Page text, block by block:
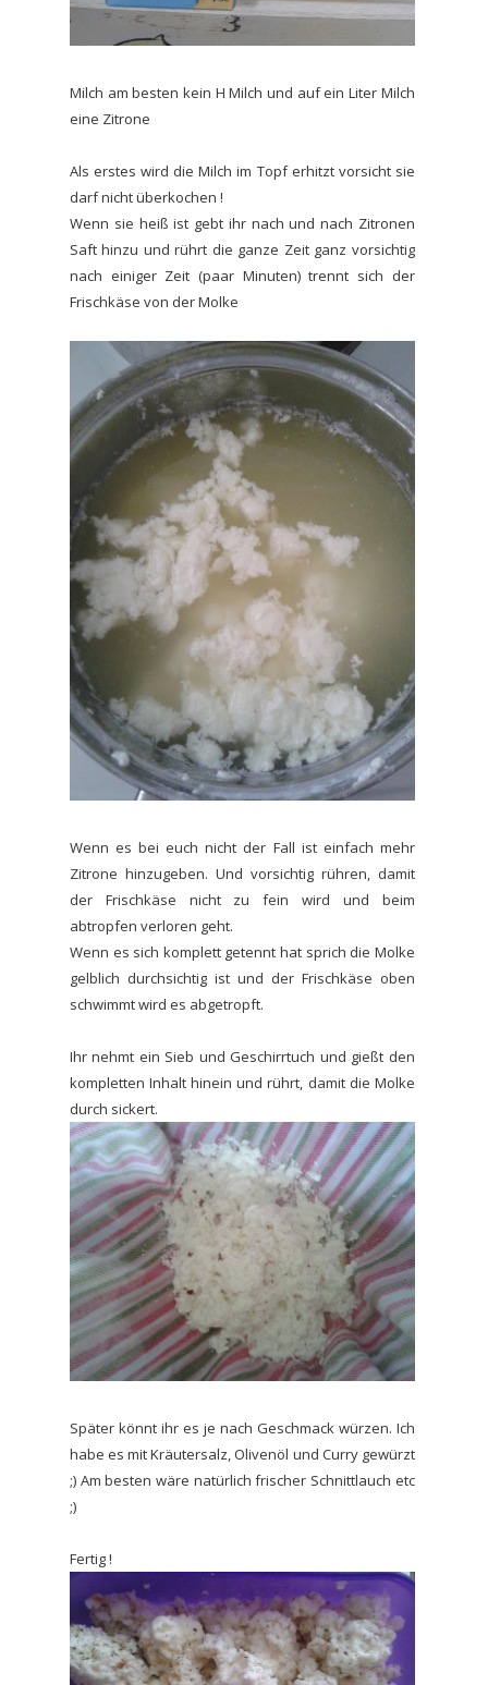
Milch am besten kein H Milch und auf ein Liter Milch
eine Zitrone
Als erstes wird die Milch im Topf erhitzt vorsicht sie
darf nicht überkochen !
Wenn sie heiß ist gebt ihr nach und nach Zitronen
Saft hinzu und rührt die ganze Zeit ganz vorsichtig
nach einiger Zeit (paar Minuten) trennt sich der
Frischkäse von der Molke
Wenn es bei euch nicht der Fall ist einfach mehr
Zitrone hinzugeben. Und vorsichtig rühren, damit
der Frischkäse nicht zu fein wird und beim
abtropfen verloren geht.
Wenn es sich komplett getennt hat sprich die Molke
gelblich durchsichtig ist und der Frischkäse oben
schwimmt wird es abgetropft.
Ihr nehmt ein Sieb und Geschirrtuch und gießt den
kompletten Inhalt hinein und rührt, damit die Molke
durch sickert.
Später könnt ihr es je nach Geschmack würzen. Ich
habe es mit Kräutersalz, Olivenöl und Curry gewürzt
;) Am besten wäre natürlich frischer Schnittlauch etc
;)
Fertig !